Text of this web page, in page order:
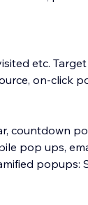
etc.
on-click
countdown
pop ups,
popups: